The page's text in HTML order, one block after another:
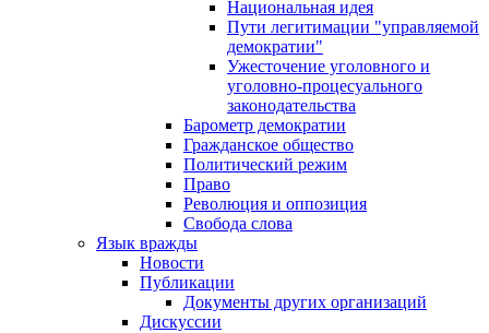
Национальная идея
Пути легитимации "управляемой
демократии"
Ужесточение уголовного и
уголовно-процесуального
законодательства
Барометр демократии
Гражданское общество
Политический режим
Право
Революция и оппозиция
Свобода слова
Язык вражды
Новости
Публикации
Документы других организаций
Дискуссии